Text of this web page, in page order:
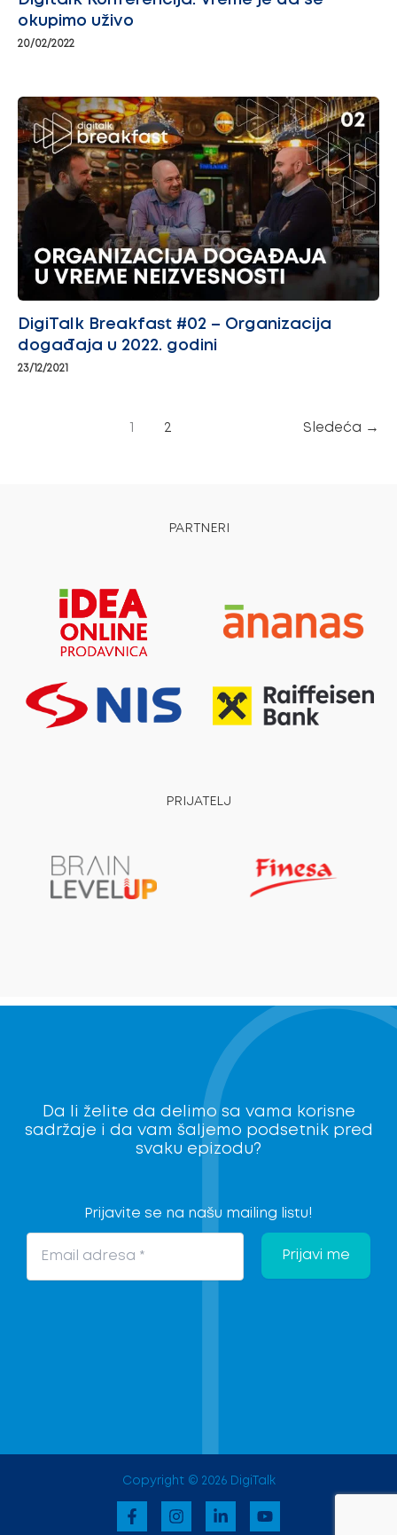
okupimo uživo
20/02/2022
DigiTalk Breakfast #02 – Organizacija
događaja u 2022. godini
23/12/2021
2 Sledeća →
PARTNERI
PRIJATELJ
Da li želite da delimo sa vama korisne
sadržaje i da vam šaljemo podsetnik pred
svaku epizodu?
Prijavite se na našu mailing listu!
Copyright © 2026 DigiTalk